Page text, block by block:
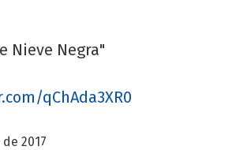
Nieve Negra"
qChAda3XR0
2017